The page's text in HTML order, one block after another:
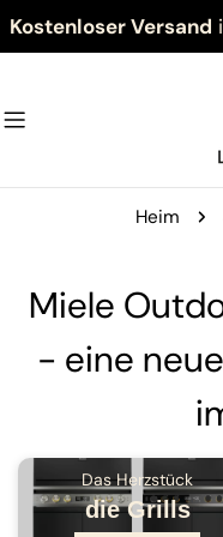
Zum
Inhalt
Kostenloser Versand
Heim
Miele
- eine
Das Herzstück
die Grills